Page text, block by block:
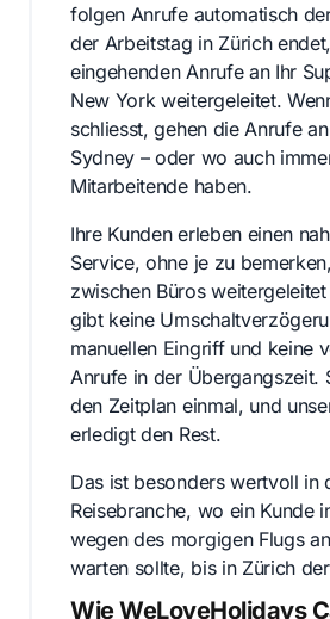
folgen Anrufe automatisch
der Arbeitstag in Zürich
eingehenden Anrufe an Ihr
New York weitergeleitet.
schliesst, gehen die Anrufe
Sydney – oder wo auch
Mitarbeitende haben.
Ihre Kunden erleben einen
Service, ohne je zu
zwischen Büros
gibt keine
manuellen Eingriff und keine
Anrufe in der Übergangszeit.
den Zeitplan einmal, und
erledigt den Rest.
Das ist besonders wertvoll in
Reisebranche, wo ein Kunde
wegen des morgigen Flugs
warten sollte, bis in Zürich
Wie WeLoveHolidays